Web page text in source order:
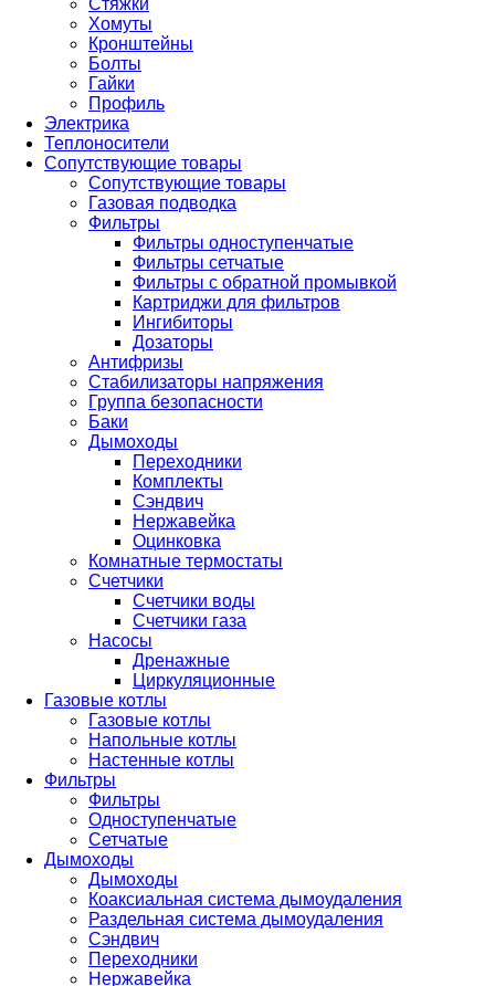
Стяжки
Хомуты
Кронштейны
Болты
Гайки
Профиль
Электрика
Теплоносители
Сопутствующие товары
Сопутствующие товары
Газовая подводка
Фильтры
Фильтры одноступенчатые
Фильтры сетчатые
Фильтры с обратной промывкой
Картриджи для фильтров
Ингибиторы
Дозаторы
Антифризы
Стабилизаторы напряжения
Группа безопасности
Баки
Дымоходы
Переходники
Комплекты
Сэндвич
Нержавейка
Оцинковка
Комнатные термостаты
Счетчики
Счетчики воды
Счетчики газа
Насосы
Дренажные
Циркуляционные
Газовые котлы
Газовые котлы
Напольные котлы
Настенные котлы
Фильтры
Фильтры
Одноступенчатые
Сетчатые
Дымоходы
Дымоходы
Коаксиальная система дымоудаления
Раздельная система дымоудаления
Сэндвич
Переходники
Нержавейка